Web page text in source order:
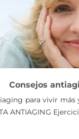
Consejos
para vivir más
ANTIAGING